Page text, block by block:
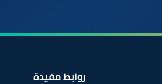
روابط مفيدة